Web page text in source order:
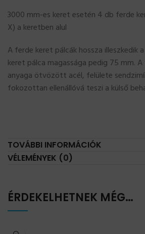
3000 mm-es keret esetén 4 db ferde
X) a keretben alul
A ferde keret pálcák hossza illeszkedik
keret pálca magassága pedig 75 mm.
anyaga ötvözött acél, felülete
fokozottan ellenállóvá teszi a külső
TOVÁBBI INFORMÁCIÓK
VÉLEMÉNYEK (0)
ÉRDEKELHETNEK MÉG…